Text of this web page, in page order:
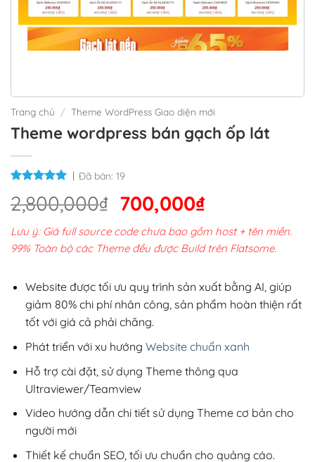
Trang chủ / Theme WordPress Giao diện mới
Theme wordpress bán gạch ốp lát
Đã bán: 19
2,800,000₫ Giá
gốc
là:
2,800,000₫.
700,000₫Giá
hiện
tại
700,000₫.
Lưu ý: Giá full source code chưa bao gồm host + tên miền.
99% Toàn bộ các Theme đều được Build trên Flatsome.
Website được tối ưu quy trình sản xuất bằng AI, giúp
giảm 80% chi phí nhân công, sản phẩm hoàn thiện rất
tốt với giá cả phải chăng.
Phát triển với xu hướng Website chuẩn xanh
Hỗ trợ cài đặt, sử dụng Theme thông qua
Ultraviewer/Teamview
Video hướng dẫn chi tiết sử dụng Theme cơ bản cho
người mới
Thiết kế chuẩn SEO, tối ưu chuẩn cho quảng cáo.